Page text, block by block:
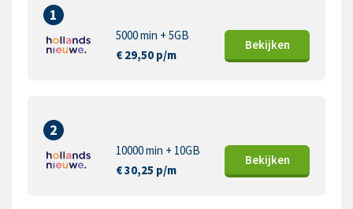
1
5000 min + 5GB
€ 29,50 p/m
Bekijken
2
10000 min + 10GB
€ 30,25 p/m
Bekijken